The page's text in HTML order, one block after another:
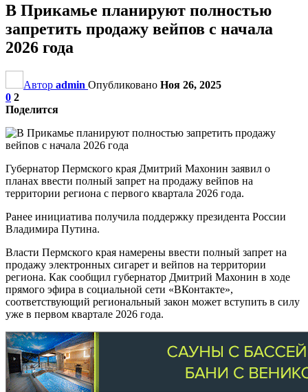
В Прикамье планируют полностью
запретить продажу вейпов с начала
2026 года
Автор admin Опубликовано Ноя 26, 2025
0 2
Поделится
Губернатор Пермского края Дмитрий Махонин заявил о
планах ввести полный запрет на продажу вейпов на
территории региона с первого квартала 2026 года.
Ранее инициатива получила поддержку президента России
Владимира Путина.
Власти Пермского края намерены ввести полный запрет на
продажу электронных сигарет и вейпов на территории
региона. Как сообщил губернатор Дмитрий Махонин в ходе
прямого эфира в социальной сети «ВКонтакте»,
соответствующий региональный закон может вступить в силу
уже в первом квартале 2026 года.